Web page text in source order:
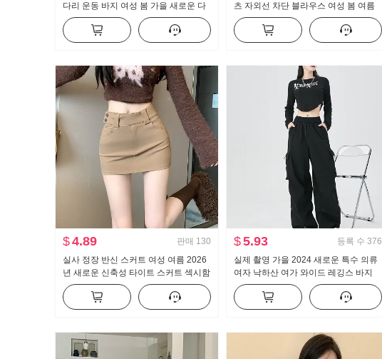
다리 운동 바지 여성 봄 가을 새로운 다
용도 스트라이프 캐주얼 바닥 청소 바지
츠 자외선 차단 블라우스 여성 봄 여름
루즈핏 느긋한 차가운 센스 라운드 넥
맨위
$4.89 판매 130
실사 정장 반신 스커트 여성 여름 2026
년 새로운 신축성 타이트 스커트 섹시함
핫걸 하이웨이스트 한 마디 미니 스커트
$5.93 등록 수 376
실제 촬영 가을 2024 새로운 특수 의류
여자 낙하산 여가 와이드 레깅스 바지
높은 허리 미국인 작은 남자 스포츠 바
지